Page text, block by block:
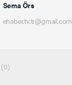
Sema Örs
ehaber.tv.tr@gmail.com
(0)